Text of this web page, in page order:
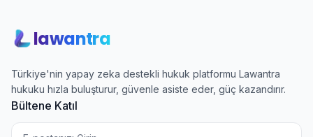
lawantra
Türkiye'nin yapay zeka destekli hukuk platformu Lawantra
hukuku hızla buluşturur, güvenle asiste eder, güç kazandırır.
Bültene Katıl